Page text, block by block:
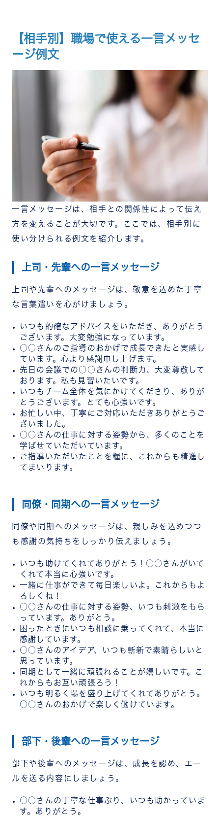
【相手別】職場で使える一言メッセ
ージ例文
一言メッセージは、相手との関係性によって伝え
方を変えることが大切です。ここでは、相手別に
使い分けられる例文を紹介します。
上司・先輩への一言メッセージ
上司や先輩へのメッセージは、敬意を込めた丁寧
な言葉遣いを心がけましょう。
いつも的確なアドバイスをいただき、ありがとう
ございます。大変勉強になっています。
○○さんのご指導のおかげで成長できたと実感し
ています。心より感謝申し上げます。
先日の会議での○○さんの判断力、大変尊敬して
おります。私も見習いたいです。
いつもチーム全体を気にかけてくださり、ありが
とうございます。とても心強いです。
お忙しい中、丁寧にご対応いただきありがとうご
ざいました。
○○さんの仕事に対する姿勢から、多くのことを
学ばせていただいています。
ご指導いただいたことを糧に、これからも精進し
てまいります。
同僚・同期への一言メッセージ
同僚や同期へのメッセージは、親しみを込めつつ
も感謝の気持ちをしっかり伝えましょう。
いつも助けてくれてありがとう！○○さんがいて
くれて本当に心強いです。
一緒に仕事ができて毎日楽しいよ。これからもよ
ろしくね！
○○さんの仕事に対する姿勢、いつも刺激をもら
っています。ありがとう。
困ったときにいつも相談に乗ってくれて、本当に
感謝しています。
○○さんのアイデア、いつも斬新で素晴らしいと
思っています。
同期として一緒に頑張れることが嬉しいです。こ
れからもお互い頑張ろう！
いつも明るく場を盛り上げてくれてありがとう。
○○さんのおかげで楽しく働けています。
部下・後輩への一言メッセージ
部下や後輩へのメッセージは、成長を認め、エー
ルを送る内容にしましょう。
○○さんの丁寧な仕事ぶり、いつも助かっていま
す。ありがとう。